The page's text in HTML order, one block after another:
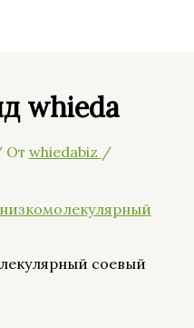
whieda
От whiedabiz /
соевый